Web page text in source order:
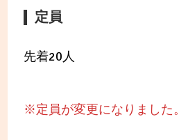
定員
先着20人
※定員が変更になりました。